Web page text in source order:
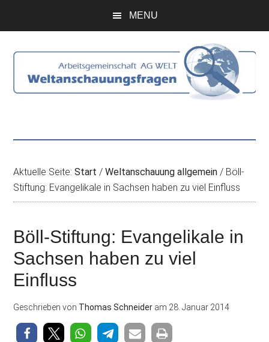
menu
MENU
Aktuelle Seite:Start / Weltanschauung allgemein / Böll-
Stiftung: Evangelikale in Sachsen haben zu viel Einfluss
Böll-Stiftung: Evangelikale in
Sachsen haben zu viel
Einfluss
Geschrieben von Thomas Schneider am 28. Januar 2014